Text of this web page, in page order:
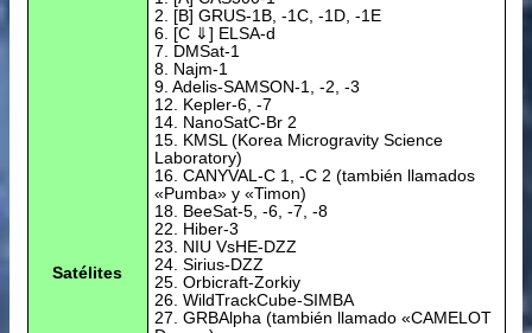
Satélites
2. [B] GRUS-1B, -1C, -1D, -1E
6. [C ⇓] ELSA-d
7. DMSat-1
8. Najm-1
9. Adelis-SAMSON-1, -2, -3
12. Kepler-6, -7
14. NanoSatC-Br 2
15. KMSL (Korea Microgravity Science
Laboratory)
16. CANYVAL-C 1, -C 2 (también llamados
«Pumba» y «Timon)
18. BeeSat-5, -6, -7, -8
22. Hiber-3
23. NIU VsHE-DZZ
24. Sirius-DZZ
25. Orbicraft-Zorkiy
26. WildTrackCube-SIMBA
27. GRBAlpha (también llamado «CAMELOT